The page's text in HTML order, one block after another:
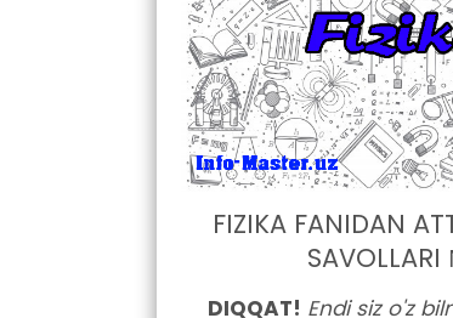
FIZIKA FANIDAN
DIQQAT! Endi siz o'z